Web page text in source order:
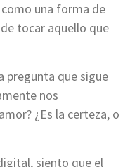
una forma de
tocar aquello que
pregunta que sigue
nos
¿Es la certeza, o
siento que el